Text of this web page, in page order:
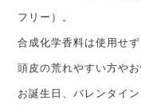
フリー）。
合成化学香料は使用せ
頭皮の荒れやすい方や
お誕生日、バレンタイ